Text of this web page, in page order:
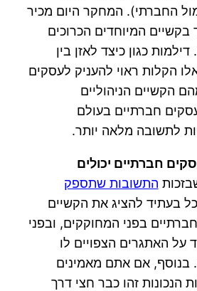
החברתי). המחקר היום מכיר
בקשיים המיוחדים הכרוכים
כגון כיצד לאזן בין
הקלות ראוי להעניק לעסקים
הקשיים הניהוליים
חברתיים בעולם
לתשובה מלאה יותר.
חברתיים יכולים
התשובות שתספק
בעתיד להציג את הקשיים
בפני המחוקקים, ובפני
על האתגרים הצפויים לו
בנוסף, אם אתם מאמינים
זהו כבר חצי דרך